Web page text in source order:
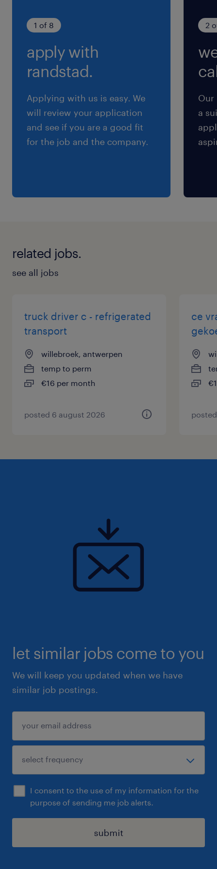
1 of 8
apply with
randstad.
Applying with us is easy. We
will review your application
and see if you are a good fit
for the job and the company.
2
Our
a
related jobs.
see all jobs
truck driver c - refrigerated
transport
willebroek, antwerpen
temp to perm
€16 per month
posted 6 august 2026
ce
let similar jobs come to you
We will keep you updated when we have
similar job postings.
I consent to the use of my information for the
purpose of sending me job alerts.
submit